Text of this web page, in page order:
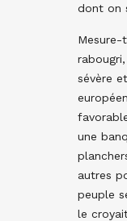
dont on
Mesure-
sévère
une
autres
peuple
le